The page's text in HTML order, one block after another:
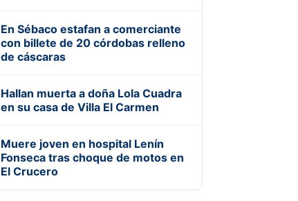
En Sébaco estafan a comerciante
con billete de 20 córdobas relleno
de cáscaras
Hallan muerta a doña Lola Cuadra
en su casa de Villa El Carmen
Muere joven en hospital Lenín
Fonseca tras choque de motos en
El Crucero